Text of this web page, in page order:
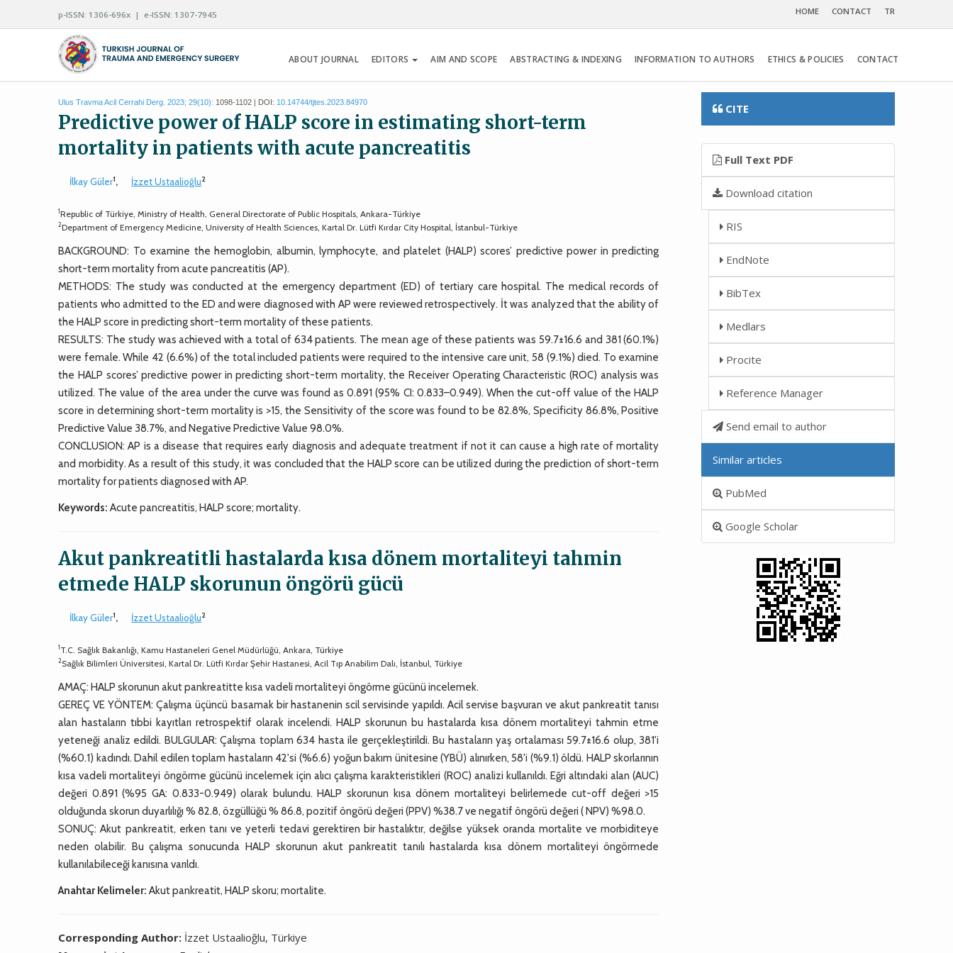
p-ISSN: 1306-696x | e-ISSN: 1307-7945 HOME CONTACT TR
ABOUT JOURNAL EDITORS AIM AND SCOPE ABSTRACTING & INDEXING INFORMATION TO AUTHORS ETHICS & POLICIES CONTACT
Ulus Travma Acil Cerrahi Derg. 2023; 29(10): 1098-1102 | DOI: 10.14744/tjtes.2023.84970
Predictive power of HALP score in estimating short-term
mortality in patients with acute pancreatitis
İlkay Güler1, İzzet Ustaalioğlu2
1Republic of Türkiye, Ministry of Health, General Directorate of Public Hospitals, Ankara-Türkiye
2Department of Emergency Medicine, University of Health Sciences, Kartal Dr. Lütfi Kırdar City Hospital, İstanbul-Türkiye
BACKGROUND: To examine the hemoglobin, albumin, lymphocyte, and platelet (HALP) scores’ predictive power in predicting
short-term mortality from acute pancreatitis (AP).
METHODS: The study was conducted at the emergency department (ED) of tertiary care hospital. The medical records of
patients who admitted to the ED and were diagnosed with AP were reviewed retrospectively. İt was analyzed that the ability of
the HALP score in predicting short-term mortality of these patients.
RESULTS: The study was achieved with a total of 634 patients. The mean age of these patients was 59.7±16.6 and 381 (60.1%)
were female. While 42 (6.6%) of the total included patients were required to the intensive care unit, 58 (9.1%) died. To examine
the HALP scores’ predictive power in predicting short-term mortality, the Receiver Operating Characteristic (ROC) analysis was
utilized. The value of the area under the curve was found as 0.891 (95% CI: 0.833–0.949). When the cut-off value of the HALP
score in determining short-term mortality is >15, the Sensitivity of the score was found to be 82.8%, Specificity 86.8%, Positive
Predictive Value 38.7%, and Negative Predictive Value 98.0%.
CONCLUSION: AP is a disease that requires early diagnosis and adequate treatment if not it can cause a high rate of mortality
and morbidity. As a result of this study, it was concluded that the HALP score can be utilized during the prediction of short-term
mortality for patients diagnosed with AP.
Keywords: Acute pancreatitis, HALP score; mortality.
Akut pankreatitli hastalarda kısa dönem mortaliteyi tahmin
etmede HALP skorunun öngörü gücü
İlkay Güler1, İzzet Ustaalioğlu2
1T.C. Sağlık Bakanlığı, Kamu Hastaneleri Genel Müdürlüğü, Ankara, Türkiye
2Sağlık Bilimleri Üniversitesi, Kartal Dr. Lütfi Kırdar Şehir Hastanesi, Acil Tıp Anabilim Dalı, İstanbul, Türkiye
AMAÇ: HALP skorunun akut pankreatitte kısa vadeli mortaliteyi öngörme gücünü incelemek.
GEREÇ VE YÖNTEM: Çalışma üçüncü basamak bir hastanenin scil servisinde yapıldı. Acil servise başvuran ve akut pankreatit tanısı
alan hastaların tıbbi kayıtları retrospektif olarak incelendi. HALP skorunun bu hastalarda kısa dönem mortaliteyi tahmin etme
yeteneği analiz edildi. BULGULAR: Çalışma toplam 634 hasta ile gerçekleştirildi. Bu hastaların yaş ortalaması 59.7±16.6 olup, 381'i
(%60.1) kadındı. Dahil edilen toplam hastaların 42'si (%6.6) yoğun bakım ünitesine (YBÜ) alınırken, 58'i (%9.1) öldü. HALP skorlarının
kısa vadeli mortaliteyi öngörme gücünü incelemek için alıcı çalışma karakteristikleri (ROC) analizi kullanıldı. Eğri altındaki alan (AUC)
değeri 0.891 (%95 GA: 0.833-0.949) olarak bulundu. HALP skorunun kısa dönem mortaliteyi belirlemede cut-off değeri >15
olduğunda skorun duyarlılığı % 82.8, özgüllüğü % 86.8, pozitif öngörü değeri (PPV) %38.7 ve negatif öngörü değeri ( NPV) %98.0.
SONUÇ: Akut pankreatit, erken tanı ve yeterli tedavi gerektiren bir hastalıktır, değilse yüksek oranda mortalite ve morbiditeye
neden olabilir. Bu çalışma sonucunda HALP skorunun akut pankreatit tanılı hastalarda kısa dönem mortaliteyi öngörmede
kullanılabileceği kanısına varıldı.
Anahtar Kelimeler: Akut pankreatit, HALP skoru; mortalite.
Corresponding Author: İzzet Ustaalioğlu, Türkiye
CITE
Full Text PDF
Download citation
RIS
EndNote
BibTex
Medlars
Procite
Reference Manager
Send email to author
Similar articles
PubMed
Google Scholar